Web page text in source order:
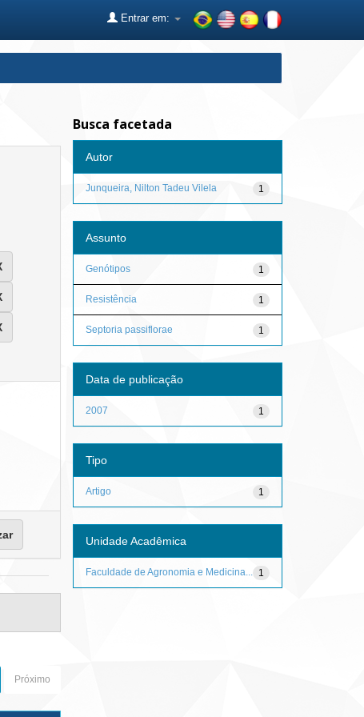
Entrar em:
Próximo
Busca facetada
Autor
1
Junqueira, Nilton Tadeu Vilela
Assunto
1
Genótipos
1
Resistência
1
Septoria passiflorae
Data de publicação
1
2007
Tipo
1
Artigo
Unidade Acadêmica
1
Faculdade de Agronomia e Medicina...